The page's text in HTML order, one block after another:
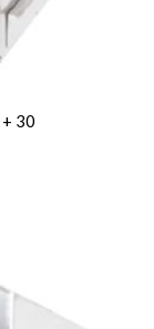
30 + 30 شواية الدجاج أفقية بنار الفحم